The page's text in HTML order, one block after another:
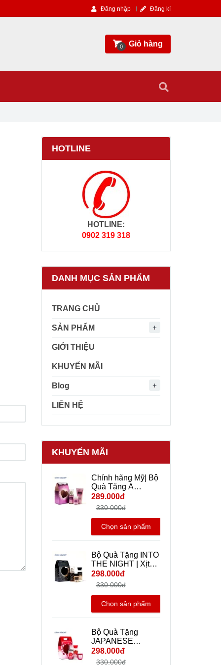
HOTLINE
HOTLINE:
0902 319 318
DANH MỤC SẢN PHẨM
TRANG CHỦ
SẢN PHẨM
GIỚI THIỆU
KHUYẾN MÃI
Blog
LIÊN HỆ
KHUYẾN MÃI
Chính hãng Mỹ| Bộ
Quà Tặng A
Thousand Wishes |
Xịt Thơm Body Mist
rửa tay khô mini
Travel size - Bath
289.000đ
330.000đ
Chọn sản phẩm
Bộ Quà Tặng INTO
THE NIGHT | Xịt
Thơm Body Mist +
Dưỡng Thể + Gel
Travel size - Bath
And Body Works |
298.000đ
330.000đ
Chọn sản phẩm
Bộ Quà Tặng
JAPANESE
CHERRY
BLOSSOM | Xịt
298.000đ
330.000đ
Đăng nhập Đăng kí
0 Giỏ hàng